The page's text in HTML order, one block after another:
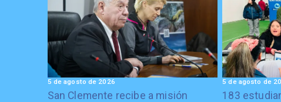
San Clemente recibe a misión
5 de agosto de 2026
183
5 de agosto de